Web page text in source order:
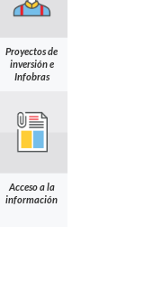
Proyectos de
inversión e
Infobras
Acceso a la
información